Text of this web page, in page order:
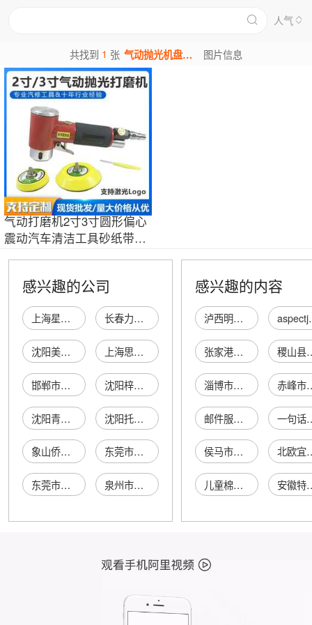
人气
共找到 1 张 气动抛光机盘图片 图片信息
气动打磨机2寸3寸圆形偏心
震动汽车清洁工具砂纸带圆
感兴趣的公司
上海星月气动压力机厂 长春力众气动压缩机有限公司
沈阳美亚气动压膜机有限公司 上海思远气动压力机有限公司
邯郸市兴业气动液压机有限公司 沈阳梓宁气动缝纫机有限公司
沈阳青和气动压膜机有限公司 沈阳托万气动打标机有限公司
象山侨属气动机厂 东莞市长安永中气动液压机元件店
东莞市奥斯气动液压机元件有限公司 泉州市鲤城临江南方气动液压机店
感兴趣的内容
泸西明远商贸有限公司
张家港市大新美乐佳超市 稷山县
淄博市淄川鲁大建材厂 赤峰市红山区
邮件服务管理 一
侯马市桔子缘月嫂家政服务中心 北欧
儿童棉内胆 安徽特起